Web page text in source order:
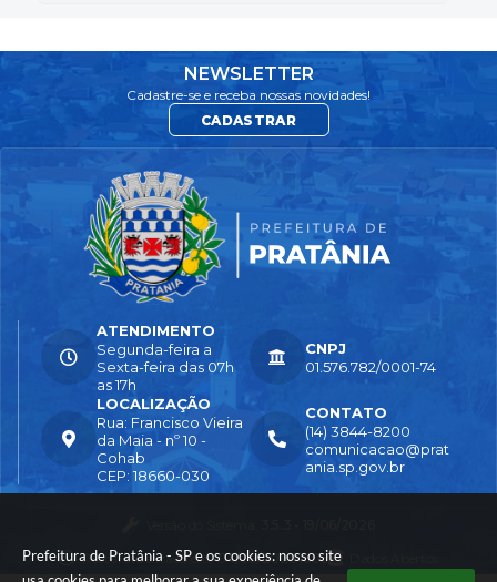
Prefeitura de Pratânia - SP e os cookies: nosso site
NEWSLETTER
Cadastre-se e receba nossas novidades!
CADASTRAR
LOCALIZAÇÃO
Rua: Francisco Vieira
da Maia - nº 10 -
Cohab
CEP: 18660-030
CONTATO
(14) 3844-8200
comunicacao@prat
ania.sp.gov.br
ATENDIMENTO
Segunda-feira a
Sexta-feira das 07h
as 17h
CNPJ
01.576.782/0001-74
Portal atualizado em:04/08/2026 16:55